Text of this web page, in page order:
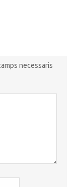
necessaris